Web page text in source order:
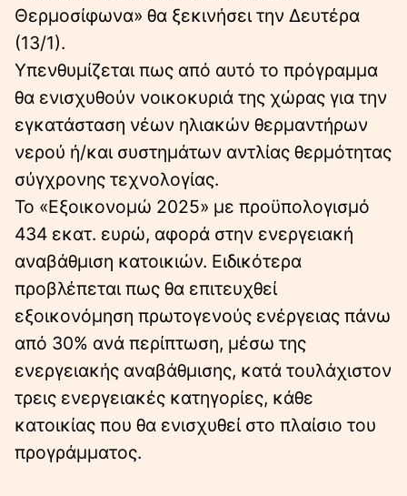
Θερμοσίφωνα» θα ξεκινήσει την Δευτέρα
(13/1).
Υπενθυμίζεται πως από αυτό το πρόγραμμα
θα ενισχυθούν νοικοκυριά της χώρας για την
εγκατάσταση νέων ηλιακών θερμαντήρων
νερού ή/και συστημάτων αντλίας θερμότητας
σύγχρονης τεχνολογίας.
Το «Εξοικονομώ 2025» με προϋπολογισμό
434 εκατ. ευρώ, αφορά στην ενεργειακή
αναβάθμιση κατοικιών. Ειδικότερα
προβλέπεται πως θα επιτευχθεί
εξοικονόμηση πρωτογενούς ενέργειας πάνω
από 30% ανά περίπτωση, μέσω της
ενεργειακής αναβάθμισης, κατά τουλάχιστον
τρεις ενεργειακές κατηγορίες, κάθε
κατοικίας που θα ενισχυθεί στο πλαίσιο του
προγράμματος.